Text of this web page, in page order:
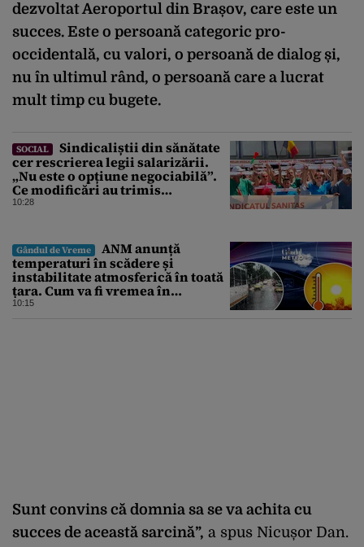
dezvoltat Aeroportul din Brașov, care este un
succes. Este o persoană categoric pro-
occidentală, cu valori, o persoană de dialog și,
nu în ultimul rând, o persoană care a lucrat
mult timp cu bugete.
SOCIAL
Sindicaliștii din sănătate
cer rescrierea legii salarizării.
„Nu este o opțiune negociabilă”.
Ce modificări au trimis
Guvernului Bolojan
10:28
Gândul de Vreme
ANM anunță
temperaturi în scădere și
instabilitate atmosferică în toată
țara. Cum va fi vremea în
București și când vin vijeliile
10:15
Sunt convins că domnia sa se va achita cu
succes de această sarcină”, a spus Nicușor Dan.